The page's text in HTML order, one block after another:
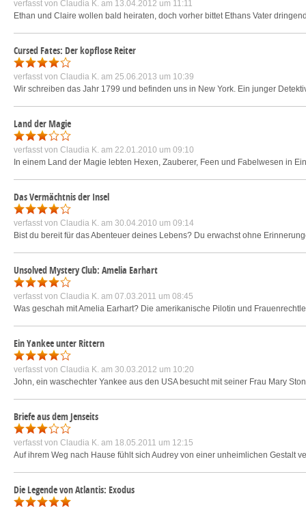
verfasst von Claudia K. am 13.04.2012 um 11:11
Ethan und Claire wollen bald heiraten, doch vorher bittet Ethans Vater
Cursed Fates: Der kopflose Reiter
verfasst von Claudia K. am 25.06.2013 um 10:39
Wir schreiben das Jahr 1799 und befinden uns in New York. Ein junger
Land der Magie
verfasst von Claudia K. am 22.01.2010 um 09:10
In einem Land der Magie lebten Hexen, Zauberer, Feen und Fabelwesen in
Das Vermächtnis der Insel
verfasst von Claudia K. am 30.04.2010 um 09:14
Bist du bereit für das Abenteuer deines Lebens? Du erwachst ohne
Unsolved Mystery Club: Amelia Earhart
verfasst von Claudia K. am 07.03.2011 um 08:45
Was geschah mit Amelia Earhart? Die amerikanische Pilotin und
Ein Yankee unter Rittern
verfasst von Claudia K. am 30.03.2012 um 10:20
John, ein waschechter Yankee aus den USA besucht mit seiner Frau Mary
Briefe aus dem Jenseits
verfasst von Claudia K. am 18.05.2011 um 12:15
Auf ihrem Weg nach Hause fühlt sich Audrey von einer unheimlichen Gestalt
Die Legende von Atlantis: Exodus